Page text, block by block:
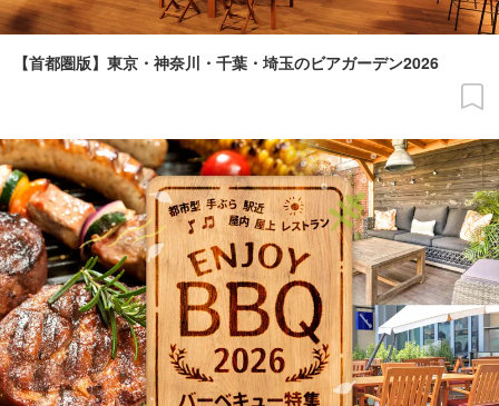
【首都圏版】東京・神奈川・千葉・埼玉のビアガーデン2026